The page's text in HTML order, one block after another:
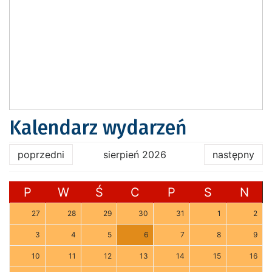
Kalendarz wydarzeń
poprzedni sierpień 2026 następny
P W Ś C P S N
27 28 29 30 31 1 2
3 4 5 6 7 8 9
10 11 12 13 14 15 16